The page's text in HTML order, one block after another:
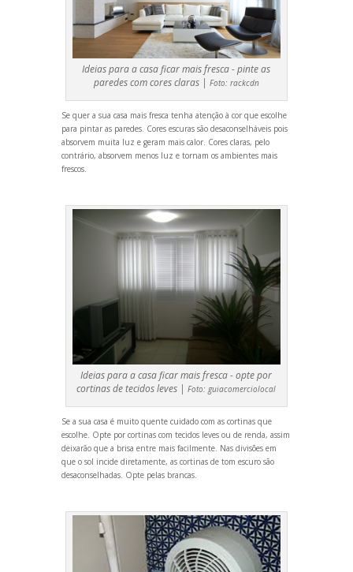
Ideias para a casa ficar mais fresca - pinte as
paredes com cores claras | Foto: rackcdn
Se quer a sua casa mais fresca tenha atenção à cor que escolhe
para pintar as paredes. Cores escuras são desaconselháveis pois
absorvem muita luz e geram mais calor. Cores claras, pelo
contrário, absorvem menos luz e tornam os ambientes mais
frescos.
Ideias para a casa ficar mais fresca - opte por
cortinas de tecidos leves |Foto:guiacomerciolocal
Se a sua casa é muito quente cuidado com as cortinas que
escolhe. Opte por cortinas com tecidos leves ou de renda, assim
deixarão que a brisa entre mais facilmente. Nas divisões em
que o sol incide diretamente, as cortinas de tom escuro são
desaconselhadas. Opte pelas brancas.